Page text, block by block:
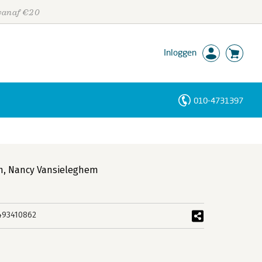
€20
Inloggen
010-4731397
, Nancy Vansieleghem
Personen